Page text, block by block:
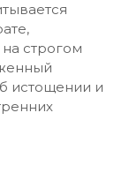
на строгом
истощении и